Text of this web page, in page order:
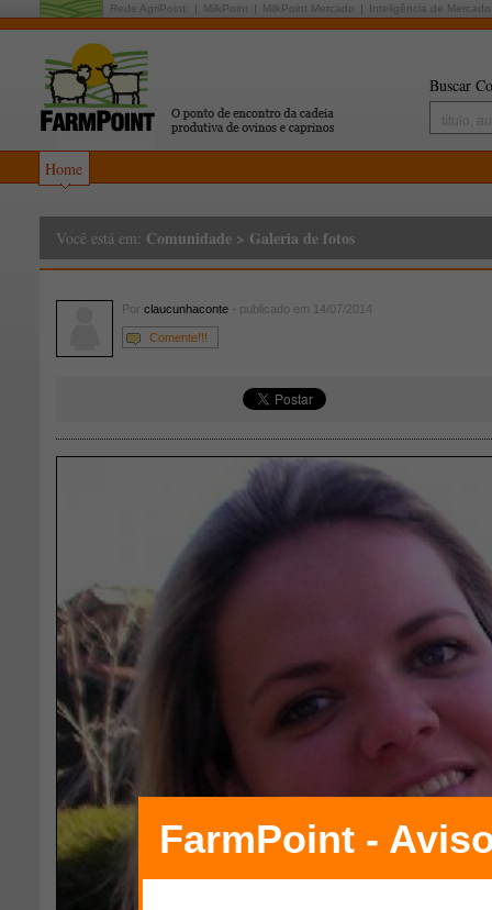
Rede AgriPoint: MilkPoint MilkPoint Mercado Inteligência de Mercado
Buscar
Home
Você está em: Comunidade > Galeria de fotos
Por claucunhaconte - publicado em 14/07/2014
Comente!!!